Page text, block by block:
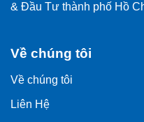
& Đầu Tư thành phố Hồ
Về chúng tôi
Về chúng tôi
Liên Hệ